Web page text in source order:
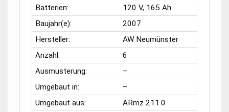
Batterien:
120 V, 165 Ah
Baujahr(e):
2007
Hersteller:
AW Neumünster
Anzahl:
6
Ausmusterung:
–
Umgebaut in:
–
Umgebaut aus:
ARmz 211.0